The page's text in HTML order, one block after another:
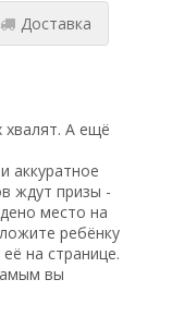
Доставка
хвалят. А ещё
аккуратное
ждут призы -
место на
ребёнку
на странице.
вы